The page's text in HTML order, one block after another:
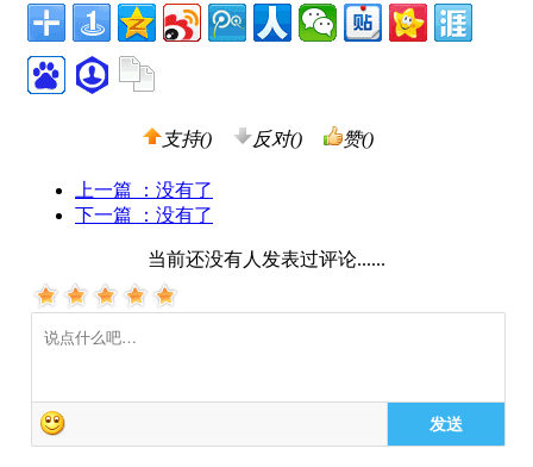
支持() 反对() 赞()
上一篇
：没有了
下一篇
：没有了
当前还没有人发表过评论......
发送